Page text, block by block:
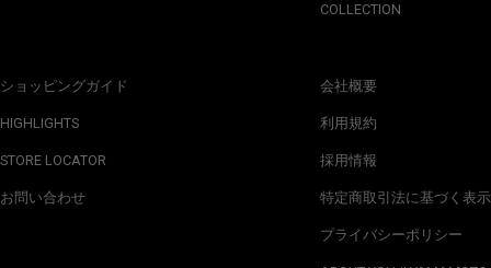
ショッピングガイド
HIGHLIGHTS
STORE LOCATOR
お問い合わせ
COLLECTION
会社概要
利用規約
採用情報
特定商取引法に基づく表示
プライバシーポリシー